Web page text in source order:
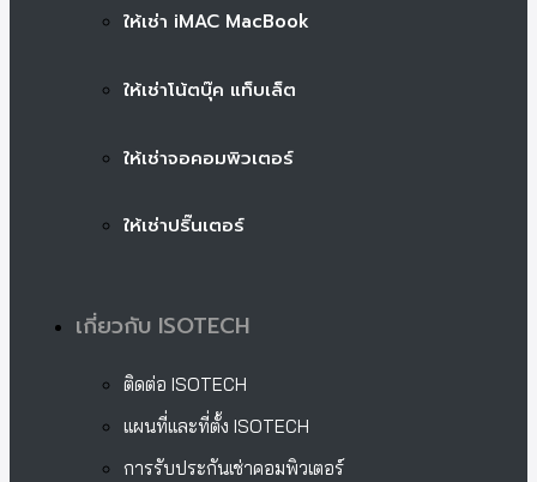
ให้เช่า iMAC MacBook
ให้เช่าโน้ตบุ๊ค แท็บเล็ต
ให้เช่าจอคอมพิวเตอร์
ให้เช่าปริ๊นเตอร์
เกี่ยวกับ ISOTECH
ติดต่อ ISOTECH
แผนที่และที่ตั้ง ISOTECH
การรับประกันเช่าคอมพิวเตอร์